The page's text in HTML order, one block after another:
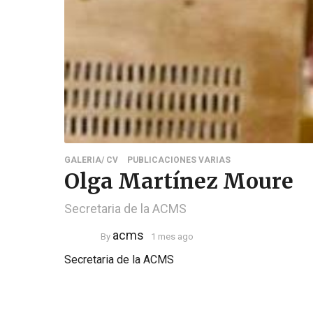
GALERIA/ CV PUBLICACIONES VARIAS
Olga Martínez Moure
Secretaria de la ACMS
By acms 1 mes ago
Secretaria de la ACMS